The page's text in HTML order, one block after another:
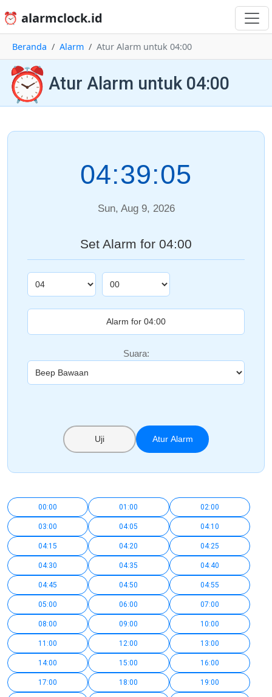
⏰ alarmclock.id
Beranda Alarm Atur Alarm untuk 04:00
⏰ Atur Alarm untuk 04:00
04:39:05
Sun, Aug 9, 2026
Set Alarm for 04:00
Suara:
Uji Atur Alarm
00:00 01:00 02:00
03:00 04:05 04:10
04:15 04:20 04:25
04:30 04:35 04:40
04:45 04:50 04:55
05:00 06:00 07:00
08:00 09:00 10:00
11:00 12:00 13:00
14:00 15:00 16:00
17:00 18:00 19:00